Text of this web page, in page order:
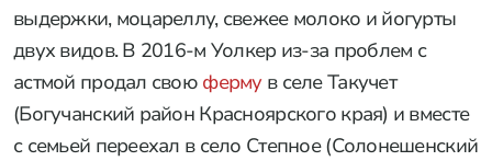
выдержки, моцареллу, свежее молоко и йогурты
двух видов. В 2016-м Уолкер из-за проблем с
астмой продал свою фермув селе Такучет
(Богучанский район Красноярского края) и вместе
с семьей переехал в село Степное (Солонешенский